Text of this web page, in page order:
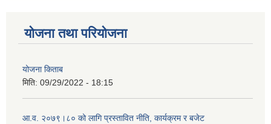
योजना तथा परियोजना
योजना किताब
मिति: 09/29/2022 - 18:15
आ.व. २०७९।८० को लागि प्रस्तावित नीति, कार्यक्रम र बजेट